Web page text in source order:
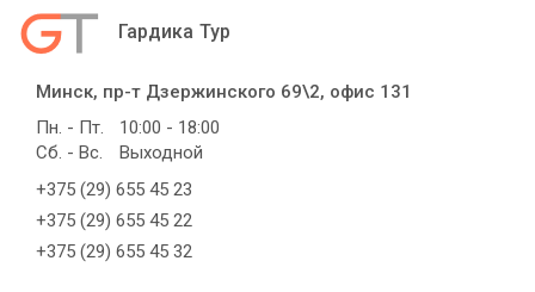
Гардика Тур
Минск, пр-т Дзержинского 69\2, офис 131
Пн. - Пт.
10:00 - 18:00
Сб. - Вс.
Выходной
+375 (29) 655 45 23
+375 (29) 655 45 22
+375 (29) 655 45 32